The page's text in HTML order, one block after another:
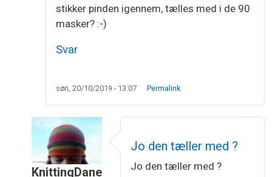
stikker pinden igennem, tælles med i de 90
masker? :-)
Svar
søn, 20/10/2019 - 13:07 Permalink
KnittingDane
Jo den tæller med ?
Jo den tæller med ?